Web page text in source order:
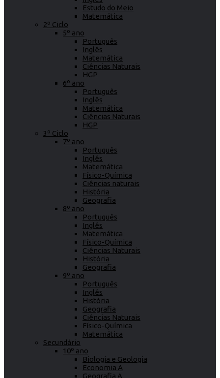
Estudo do Meio
Matemática
2º Ciclo
5º ano
Português
Inglês
Matemática
Ciências Naturais
HGP
6º ano
Português
Inglês
Matemática
Ciências Naturais
HGP
3º Ciclo
7º ano
Português
Inglês
Matemática
Físico-Química
Ciências naturais
História
Geografia
8º ano
Português
Inglês
Matemática
Físico-Química
Ciências Naturais
História
Geografia
9º ano
Português
Inglês
História
Geografia
Ciências Naturais
Físico-Química
Matemática
Secundário
10º ano
Biologia e Geologia
Economia A
Geografia A